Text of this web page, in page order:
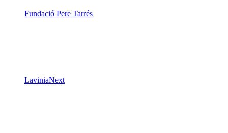
Fundació Pere Tarrés
LaviniaNext